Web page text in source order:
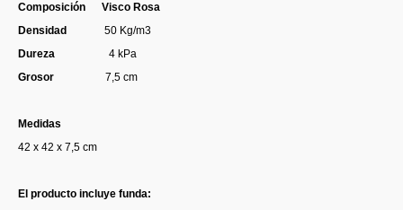
Composición Visco Rosa
Densidad
50 Kg/m3
Dureza 4 kPa
Grosor 7,5 cm
Medidas
42 x 42 x 7,5 cm
El producto incluye funda: